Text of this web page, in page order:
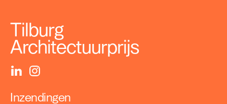
Tilburg
Architectuurprijs
Inzendingen